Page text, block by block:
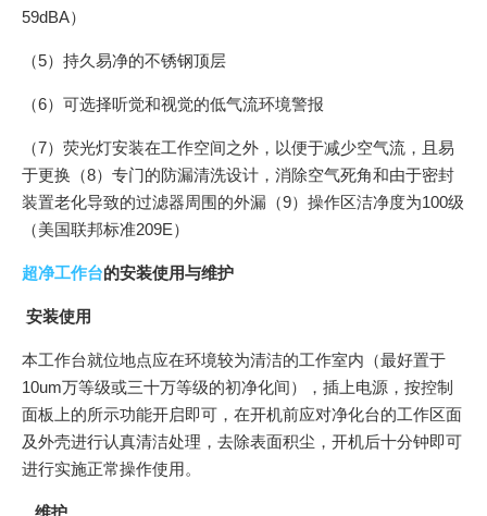
59dBA）
（5）持久易净的不锈钢顶层
（6）可选择听觉和视觉的低气流环境警报
（7）荧光灯安装在工作空间之外，以便于减少空气流，且易
于更换（8）专门的防漏清洗设计，消除空气死角和由于密封
装置老化导致的过滤器周围的外漏（9）操作区洁净度为100级
（美国联邦标准209E）
超净工作台的安装使用与维护
安装使用
本工作台就位地点应在环境较为清洁的工作室内（最好置于
10um万等级或三十万等级的初净化间），插上电源，按控制
面板上的所示功能开启即可，在开机前应对净化台的工作区面
及外壳进行认真清洁处理，去除表面积尘，开机后十分钟即可
进行实施正常操作使用。
维护